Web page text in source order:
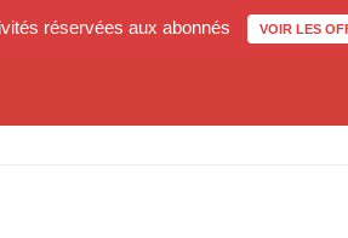
réservées aux abonnés VOIR LES